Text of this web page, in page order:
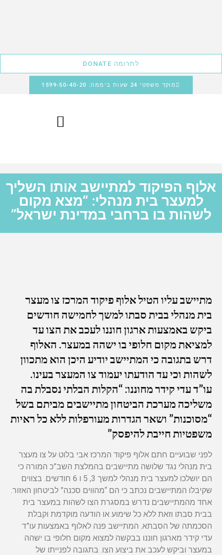
לתרומה DONATE
מוקד משפטי 24 שעות ביממה: 1599-50-40-20
אלוף הפיקוד למתיישב אותו השליך
למעצר בית מנהלי: “מצא מקום
לשהות בו ברחבי במדינת ישראל”
מתיישב עליו הטיל אלוף פיקוד המרכז צו מעצר
בית מנהלי בבית סבתו למשך לחמישה חודשים
ביקש באמצעות ארגון חוננו לעכב את הצו עד
למציאת מקום חלופי בו ישהה במעצר. האלוף
דרש בתגובה כי המתיישב יודיע היכן הוא מתכוון
לשהות וכי עד הודעתו יעמוד צו המעצר בעינו.
עו”ד עדי קידר מחוננו: “הקלות הבלתי נסבלת בה
משליכה מערכת הביטחון מתיישבים מביתם בשל
“מסוכנות” ושאר הגדרות מעורפלות ללא כל ראיות
משפטיות חייבת להיפסק”
לפני שבועיים חתם אלוף פיקוד המרכז אבי בלוט על צו מעצר
בית מנהלי נגד שלושה מתיישבים בהמלצת השב”כ המורה כי
הם יושלכו למעצר בית מנהלי למשך 3, 5 ו 6 חודשים. בצווים
שקיבלו המתיישבים נכתב כי הם “מהווים סכנה” לביטחון האזור.
אחד מהמתיישבים נדרש במסגרת הצו לשהות במעצר בית
בבית סבתו וזאת ללא כל שימוע או הודעה מוקדמת וקבלת
הסכמתה של הסבתא. המתיישב פנה לאלוף באמצעות עו”ד
עדי קידר מארגון חוננו בבקשה למצוא מקום חלופי בו ישהה
במעצר וביקש לעכב את ביצוע הצו. בתגובה לפנייתו של